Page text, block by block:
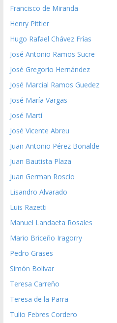
Francisco de Miranda
Henry Pittier
Hugo Rafael Chávez Frías
José Antonio Ramos Sucre
José Gregorio Hernández
José Marcial Ramos Guedez
José María Vargas
José Martí
José Vicente Abreu
Juan Antonio Pérez Bonalde
Juan Bautista Plaza
Juan German Roscio
Lisandro Alvarado
Luis Razetti
Manuel Landaeta Rosales
Mario Briceño Iragorry
Pedro Grases
Simón Bolívar
Teresa Carreño
Teresa de la Parra
Tulio Febres Cordero